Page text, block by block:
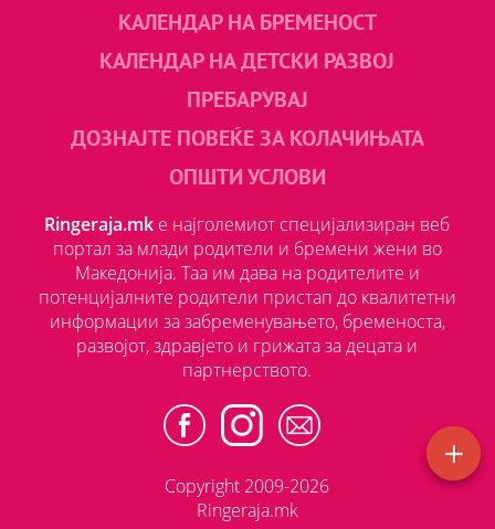
КАЛЕНДАР НА БРЕМЕНОСТ
КАЛЕНДАР НА ДЕТСКИ РАЗВОЈ
ПРЕБАРУВАЈ
ДОЗНАЈТЕ ПОВЕЌЕ ЗА КОЛАЧИЊАТА
ОПШТИ УСЛОВИ
Ringeraja.mk е најголемиот специјализиран веб
портал за млади родители и бремени жени во
Македонија. Таа им дава на родителите и
потенцијалните родители пристап до квалитетни
информации за забременувањето, бременоста,
развојот, здравјето и грижата за децата и
партнерството.
Copyright 2009-2026
Ringeraja.mk